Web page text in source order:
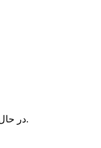
در حال حاضر سبد خرید شما خالی می‌باشد.